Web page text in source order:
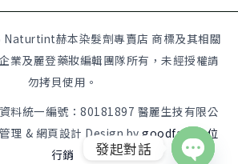
赫本染髮劑專賣店 商標及其相關
業及麗登藥妝編輯團隊所有，未經授權請
勿拷貝使用。
料統一編號：80181897 醫麗生技有限公
理 & 網頁設計 Design by goodface數位
行銷
發起對話